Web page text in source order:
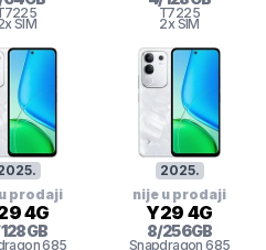
SIM
T7225
2x SIM
.
prodaji
4G
128GB
685
2025.
nije u prodaji
Y29 4G
8/256GB
Snapdragon 685